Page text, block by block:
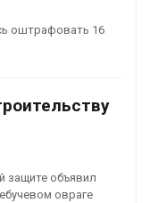
оштрафовать 16
защите объявил
овраге